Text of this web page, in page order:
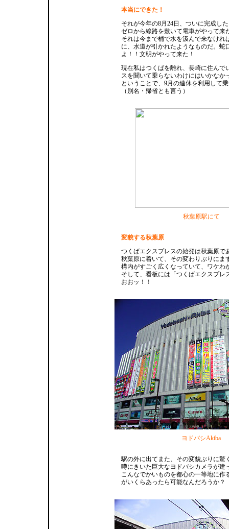
本当にできた！
それが今年の8月24日、ついに完成し
ゼロから線路を敷いて電車がやって来
それは今まで桶で水を汲んで来なけれ
に、水道が引かれたようなものだ。蛇
よ！！文明がやって来た！
現在私はつくばを離れ、長崎に住んで
スを聞いて乗らないわけにはいかなか
ということで、9月の連休を利用して
（別名・帰省とも言う）
秋葉原駅にて
変貌する秋葉原
つくばエクスプレスの始発は秋葉原で
秋葉原に着いて、その変わりぶりにま
構内がすごく広くなっていて、ワケわ
そして、看板には「つくばエクスプレ
おおッ！！
ヨドバシAkiba
駅の外に出てまた、その変貌ぶりに驚
噂にきいた巨大なヨドバシカメラが建
こんなでかいものを都心の一等地に作
がいくらあったら可能なんだろうか？